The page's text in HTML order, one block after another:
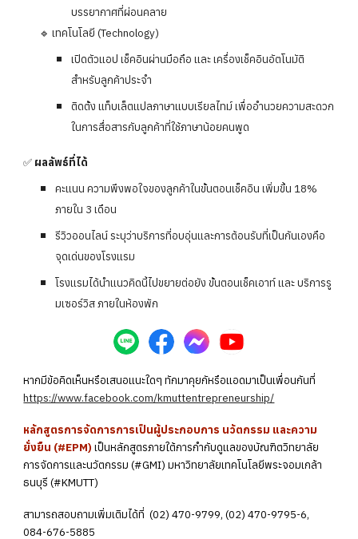
บรรยากาศที่ผ่อนคลาย
🔹 เทคโนโลยี (Technology)
เปิดตัวแอป เช็คอินผ่านมือถือ และ เครื่องเช็คอินอัตโนมัติ
สำหรับลูกค้าประจำ
ติดตั้ง แท็บเล็ตแปลภาษาแบบเรียลไทม์ เพื่ออำนวยความสะดวก
ในการสื่อสารกับลูกค้าที่ใช้ภาษาน้อยคนพูด
✅ ผลลัพธ์ที่ได้
คะแนน ความพึงพอใจของลูกค้าในขั้นตอนเช็คอิน เพิ่มขึ้น 18%
ภายใน 3 เดือน
รีวิวออนไลน์ ระบุว่าบริการที่อบอุ่นและการต้อนรับที่เป็นกันเองคือ
จุดเด่นของโรงแรม
โรงแรมได้นำแนวคิดนี้ไปขยายต่อยัง ขั้นตอนเช็คเอาท์ และ บริการรู
มเซอร์วิส ภายในห้องพัก
หากมีข้อคิดเห็นหรือเสนอแนะใดๆ ทักมาคุยกัหรือแอดมาเป็นเพื่อนกันที่
https://www.facebook.com/kmuttentrepreneurship/
หลักสูตรการจัดการการเป็นผู้ประกอบการ นวัตกรรม และความ
ยั่งยืน (#EPM) เป็นหลักสูตรภายใต้การกำกับดูแลของบัณฑิตวิทยาลัย
การจัดการและนวัตกรรม (#GMI) มหาวิทยาลัยเทคโนโลยีพระจอมเกล้า
ธนบุรี (#KMUTT)
สามารถสอบถามเพิ่มเติมได้ที่ (02) 470-9799, (02) 470-9795-6,
084-676-5885